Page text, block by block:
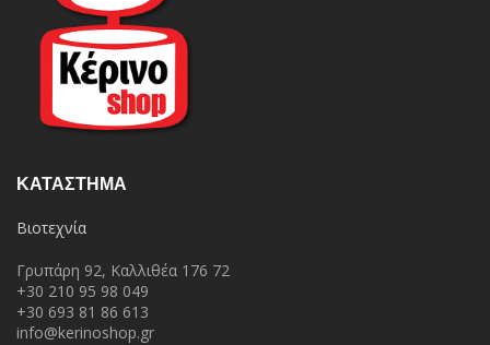
ΚΑΤΆΣΤΗΜΑ
Βιοτεχνία
Γρυπάρη 92, Καλλιθέα 176 72
+30 210 95 98 049
+30 693 81 86 613
info@kerinoshop.gr